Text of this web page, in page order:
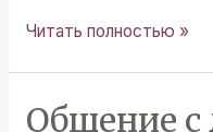
Дизайн
выработка
Читать полностью »
Общение с